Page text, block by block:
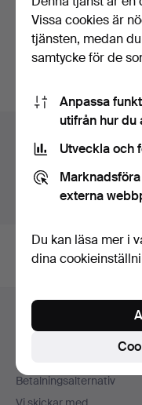
1 bud
34 USD
Du söker i vårt arkiv
Visa pågående
Betalningsalternativ
Vissa cookies är
tjänsten, medan
samtycke för de
Anpassa
utifrån hur du
Utveckla och
externa
Du kan läsa mer i
dina